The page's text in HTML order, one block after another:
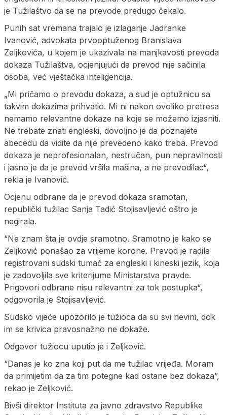
je Tužilaštvo da se na prevode predugo čekalo.
Punih sat vremana trajalo je izlaganje Jadranke
Ivanović, advokata prvooptuženog Branislava
Zeljkovića, u kojem je ukazivala na manjkavosti prevoda
dokaza Tužilaštva, ocjenjujući da prevod nije sačinila
osoba, već vještačka inteligencija.
„Mi pričamo o prevodu dokaza, a sud je optužnicu sa
takvim dokazima prihvatio. Mi ni nakon ovoliko pretresa
nemamo relevantne dokaze na koje se možemo izjasniti.
Ne trebate znati engleski, dovoljno je da poznajete
abecedu da vidite da nije prevedeno kako treba. Prevod
dokaza je neprofesionalan, nestručan, pun nepravilnosti
i jasno je da je prevod vršila mašina, a ne prevodilac“,
rekla je Ivanović.
Ocjenu odbrane da je prevod dokaza sramotan,
republički tužilac Sanja Tadić Stojisavljević oštro je
negirala.
“Ne znam šta je ovdje sramotno. Sramotno je kako se
Zeljković ponašao za vrijeme korone. Prevod je radila
registrovani sudski tumač za engleski i kineski jezik, koja
je zadovoljila sve kriterijume Ministarstva pravde.
Prigovori odbrane nisu relevantni za tok postupka“,
odgovorila je Stojisavljević.
Sudsko vijeće upozorilo je tužioca da su svi nevini, dok
im se krivica pravosnažno ne dokaže.
Odgovor tužiocu uputio je i Zeljković.
“Danas je ko zna koji put da me tužilac vrijeđa. Moram
da primijetim da za tim potegne kad ostane bez dokaza”,
rekao je Zeljković.
Bivši direktor Instituta za javno zdravstvo Republike